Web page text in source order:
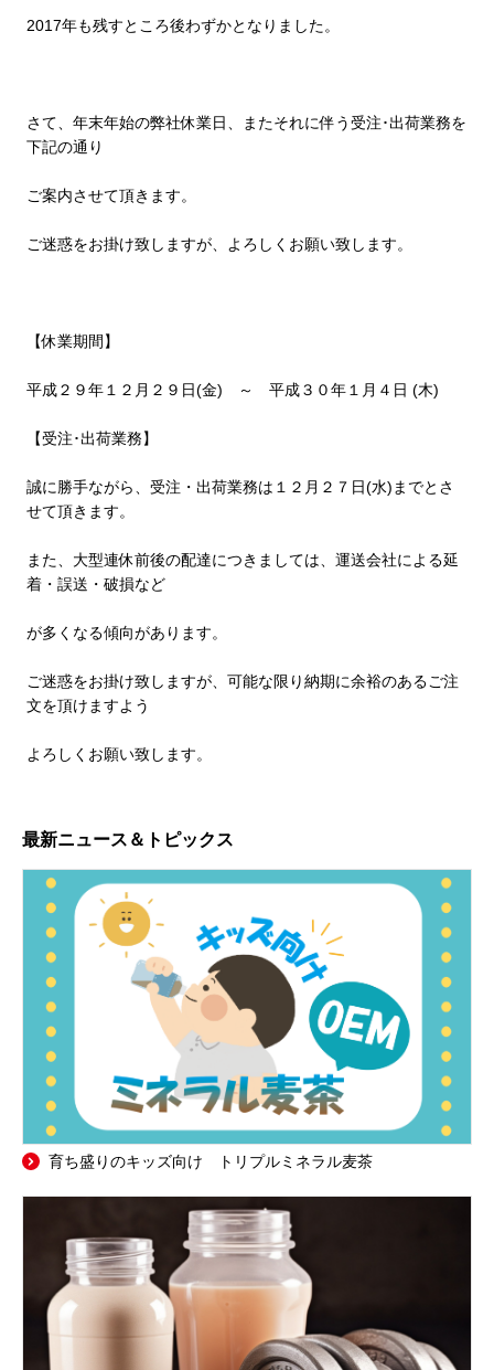
2017年も残すところ後わずかとなりました。
さて、年末年始の弊社休業日、またそれに伴う受注･出荷業務を
下記の通り
ご案内させて頂きます。
ご迷惑をお掛け致しますが、よろしくお願い致します。
【休業期間】
平成２９年１２月２９日(金) ～ 平成３０年１月４日 (木)
【受注･出荷業務】
誠に勝手ながら、受注・出荷業務は１２月２７日(水)までとさ
せて頂きます。
また、大型連休前後の配達につきましては、運送会社による延
着・誤送・破損など
が多くなる傾向があります。
ご迷惑をお掛け致しますが、可能な限り納期に余裕のあるご注
文を頂けますよう
よろしくお願い致します。
最新ニュース＆トピックス
育ち盛りのキッズ向け トリプルミネラル麦茶